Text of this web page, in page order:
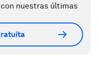
nuestras últimas